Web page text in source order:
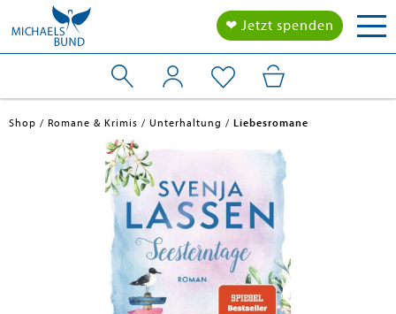
❤ Jetzt spenden
Shop Romane & Krimis Unterhaltung Liebesromane